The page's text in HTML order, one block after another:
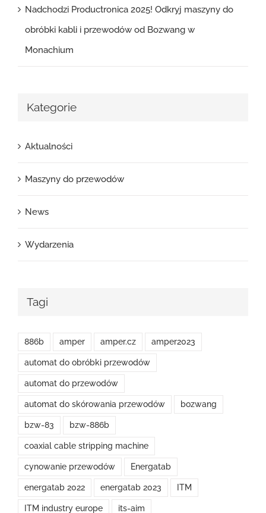
Nadchodzi Productronica 2025! Odkryj maszyny do
obróbki kabli i przewodów od Bozwang w
Monachium
Kategorie
Aktualności
Maszyny do przewodów
News
Wydarzenia
Tagi
886b amper amper.cz amper2023
automat do obróbki przewodów
automat do przewodów
automat do skórowania przewodów bozwang
bzw-83 bzw-886b
coaxial cable stripping machine
cynowanie przewodów Energatab
energatab 2022 energatab 2023 ITM
ITM industry europe its-aim